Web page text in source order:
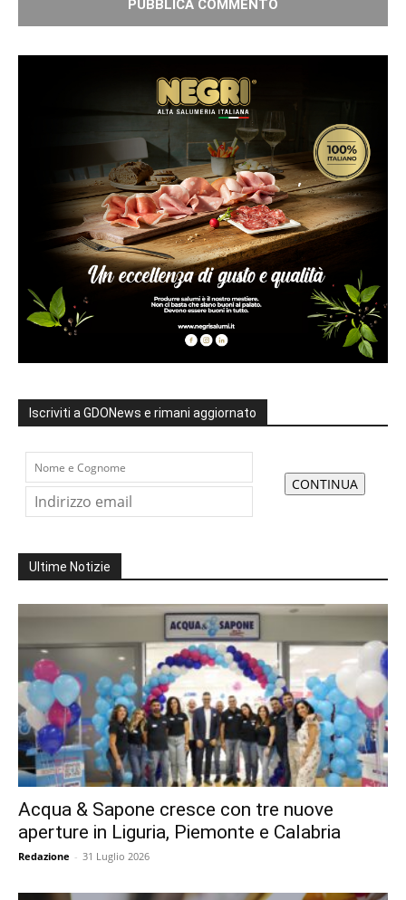
Iscriviti a GDONews e rimani aggiornato
Ultime Notizie
Acqua & Sapone cresce con tre nuove
aperture in Liguria, Piemonte e Calabria
Redazione - 31 Luglio 2026